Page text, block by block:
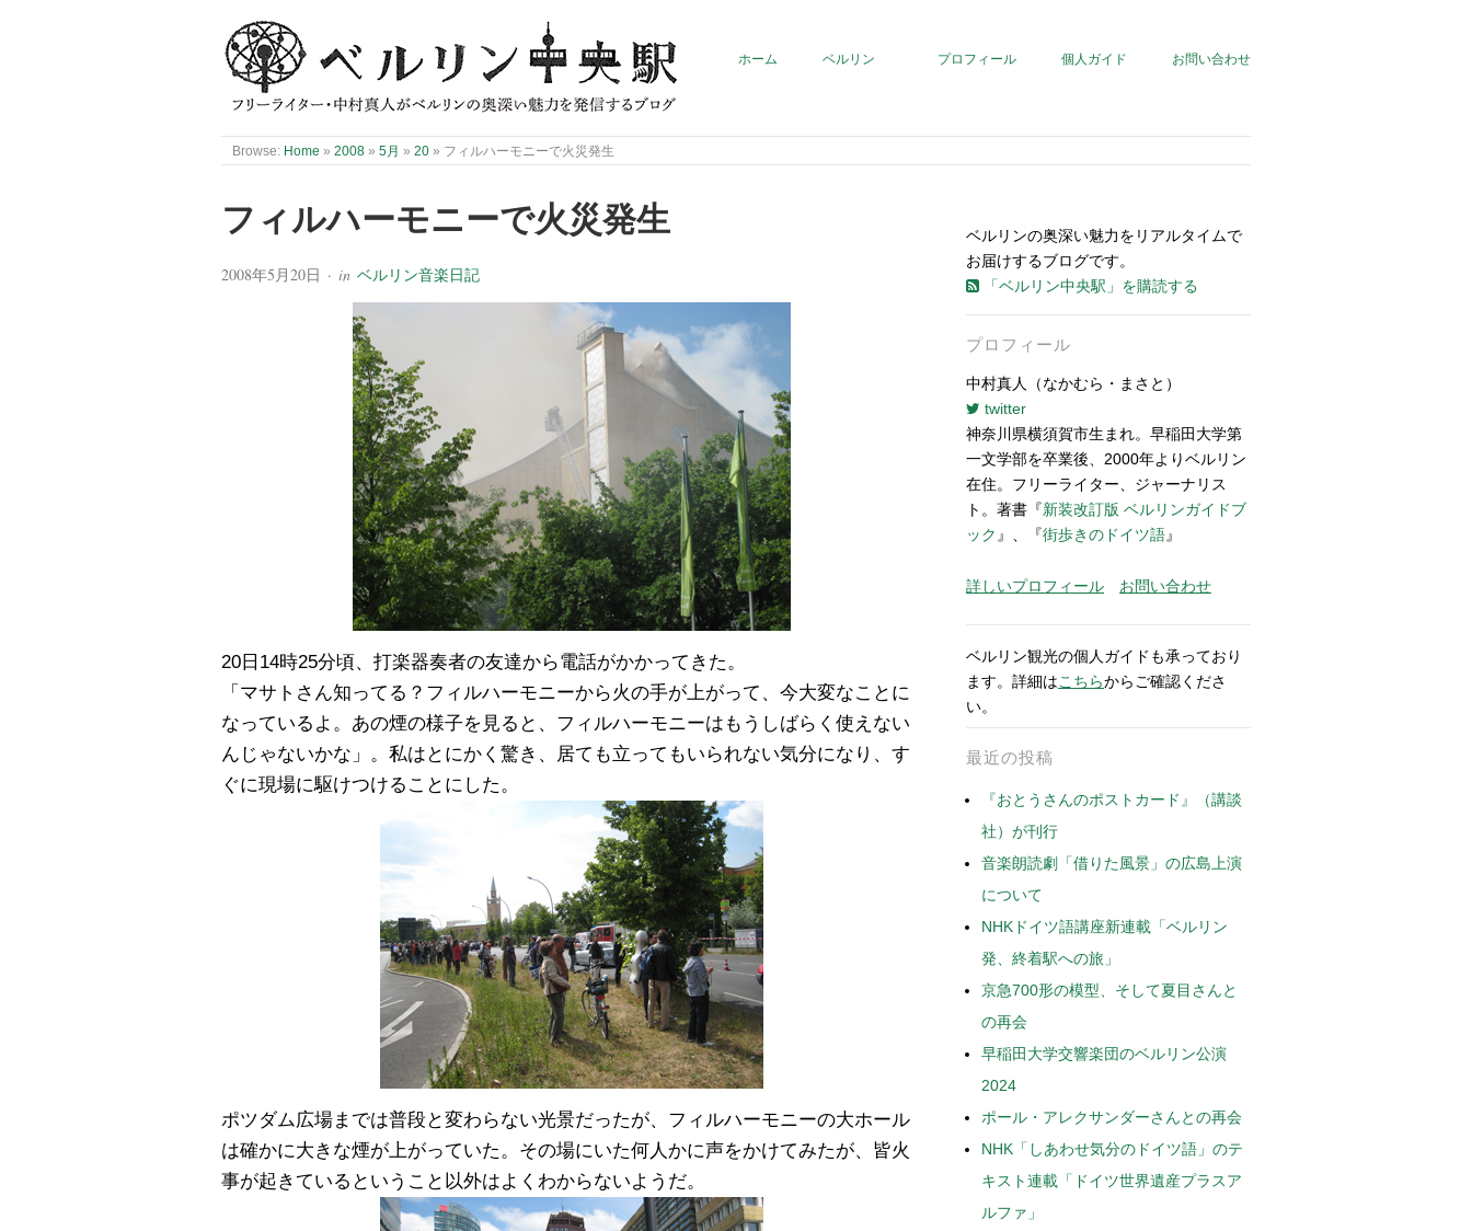
ホーム ベルリン プロフィール 個人ガイド お問い合わせ
Browse: Home » 2008 » 5月 » 20 » フィルハーモニーで火災発生
フィルハーモニーで火災発生
2008年5月20日 · in ベルリン音楽日記
20日14時25分頃、打楽器奏者の友達から電話がかかってきた。
「マサトさん知ってる？フィルハーモニーから火の手が上がって、今大変なことに
なっているよ。あの煙の様子を見ると、フィルハーモニーはもうしばらく使えない
んじゃないかな」。私はとにかく驚き、居ても立ってもいられない気分になり、す
ぐに現場に駆けつけることにした。
ポツダム広場までは普段と変わらない光景だったが、フィルハーモニーの大ホール
は確かに大きな煙が上がっていた。その場にいた何人かに声をかけてみたが、皆火
事が起きているということ以外はよくわからないようだ。
ベルリンの奥深い魅力をリアルタイムで
お届けするブログです。
「ベルリン中央駅」を購読する
プロフィール
中村真人（なかむら・まさと）
twitter
神奈川県横須賀市生まれ。早稲田大学第
一文学部を卒業後、2000年よりベルリン
在住。フリーライター、ジャーナリス
ト。著書『新装改訂版 ベルリンガイドブ
ック 』、『街歩きのドイツ語』
詳しいプロフィール お問い合わせ
ベルリン観光の個人ガイドも承っており
ます。詳細はこちらからご確認くださ
い。
最近の投稿
『おとうさんのポストカード』（講談
社）が刊行
音楽朗読劇「借りた風景」の広島上演
について
NHKドイツ語講座新連載「ベルリン
発、終着駅への旅」
京急700形の模型、そして夏目さんと
の再会
早稲田大学交響楽団のベルリン公演
2024
ポール・アレクサンダーさんとの再会
NHK「しあわせ気分のドイツ語」のテ
キスト連載「ドイツ世界遺産プラスア
ルファ」